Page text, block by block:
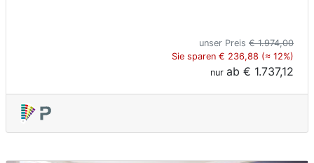
unser Preis € 1.974,00
Sie sparen € 236,88 (≈ 12%)
nur ab € 1.737,12